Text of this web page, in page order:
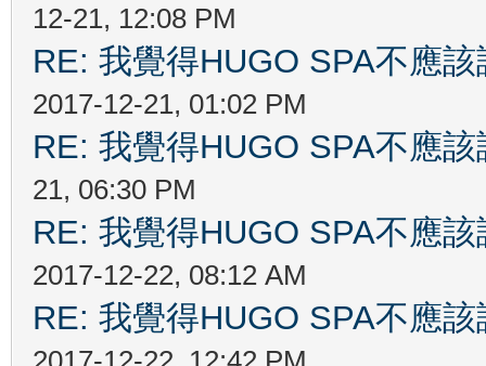
12-21, 12:08 PM
RE: 我覺得HUGO SPA不應
2017-12-21, 01:02 PM
RE: 我覺得HUGO SPA不應
21, 06:30 PM
RE: 我覺得HUGO SPA不應
2017-12-22, 08:12 AM
RE: 我覺得HUGO SPA不應